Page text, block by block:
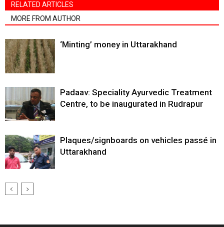
RELATED ARTICLES
MORE FROM AUTHOR
‘Minting’ money in Uttarakhand
Padaav: Speciality Ayurvedic Treatment
Centre, to be inaugurated in Rudrapur
Plaques/signboards on vehicles passé in
Uttarakhand